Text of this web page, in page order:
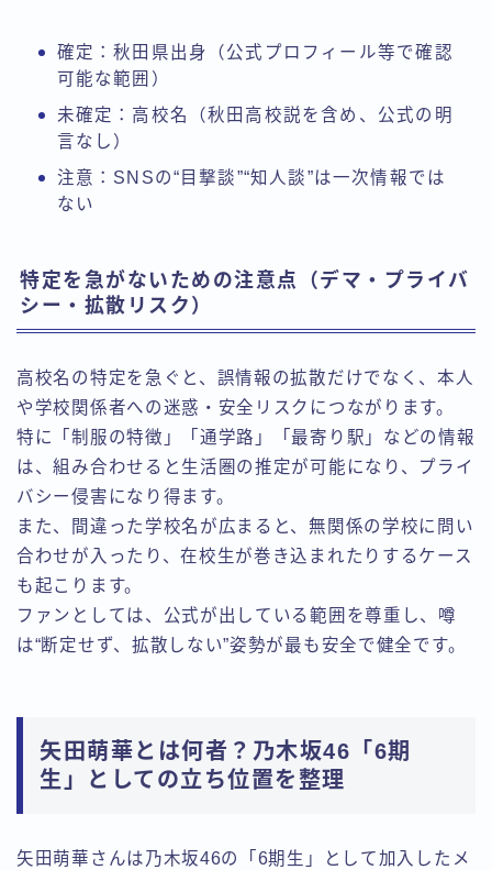
確定：秋田県出身（公式プロフィール等で確認
可能な範囲）
未確定：高校名（秋田高校説を含め、公式の明
言なし）
注意：SNSの“目撃談”“知人談”は一次情報では
ない
特定を急がないための注意点（デマ・プライバ
シー・拡散リスク）
高校名の特定を急ぐと、誤情報の拡散だけでなく、本人
や学校関係者への迷惑・安全リスクにつながります。
特に「制服の特徴」「通学路」「最寄り駅」などの情報
は、組み合わせると生活圏の推定が可能になり、プライ
バシー侵害になり得ます。
また、間違った学校名が広まると、無関係の学校に問い
合わせが入ったり、在校生が巻き込まれたりするケース
も起こります。
ファンとしては、公式が出している範囲を尊重し、噂
は“断定せず、拡散しない”姿勢が最も安全で健全です。
矢田萌華とは何者？乃木坂46「6期
生」としての立ち位置を整理
矢田萌華さんは乃木坂46の「6期生」として加入したメ